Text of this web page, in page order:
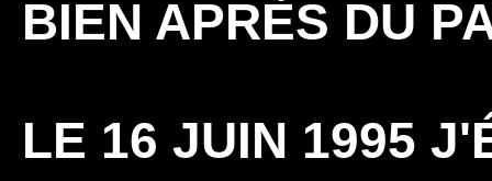
BIEN APRÈS DU
LE 16 JUIN 1995